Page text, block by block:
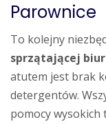
Parownice
To kolejny
sprzątającej
atutem jest brak
detergentów.
pomocy